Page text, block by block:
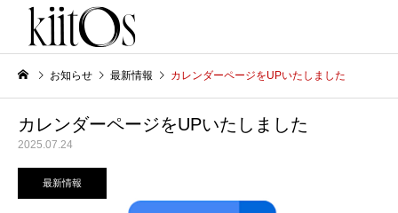
お知らせ 最新情報 カレンダーページをUPいたしました
カレンダーページをUPいたしました
2025.07.24
最新情報